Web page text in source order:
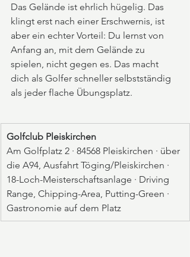
Das Gelände ist ehrlich hügelig. Das
klingt erst nach einer Erschwernis, ist
aber ein echter Vorteil: Du lernst von
Anfang an, mit dem Gelände zu
spielen, nicht gegen es. Das macht
dich als Golfer schneller selbstständig
als jeder flache Übungsplatz.
Golfclub Pleiskirchen
Am Golfplatz 2 · 84568 Pleiskirchen · über
die A94, Ausfahrt Töging/Pleiskirchen ·
18-Loch-Meisterschaftsanlage · Driving
Range, Chipping-Area, Putting-Green ·
Gastronomie auf dem Platz